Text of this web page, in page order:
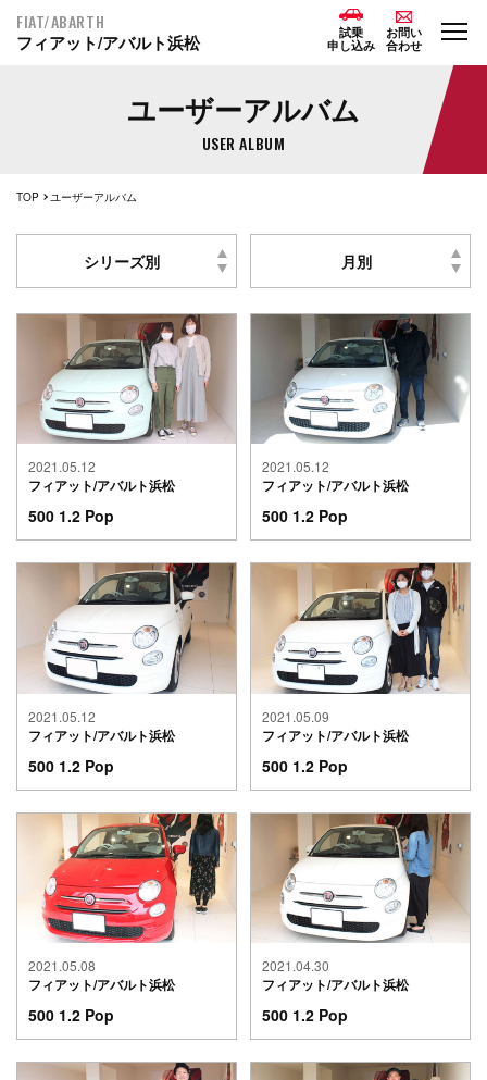
FIAT/ABARTH
フィアット/アバルト浜松
試乗
申し込み
お問い
合わせ
ユーザーアルバム
USER ALBUM
TOP ユーザーアルバム
シリーズ別 月別
2021.05.12
フィアット/アバルト浜松
500 1.2 Pop
2021.05.12
フィアット/アバルト浜松
500 1.2 Pop
2021.05.12
フィアット/アバルト浜松
500 1.2 Pop
2021.05.09
フィアット/アバルト浜松
500 1.2 Pop
2021.05.08
フィアット/アバルト浜松
500 1.2 Pop
2021.04.30
フィアット/アバルト浜松
500 1.2 Pop